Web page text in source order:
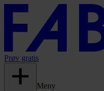
Prøv gratis
Meny